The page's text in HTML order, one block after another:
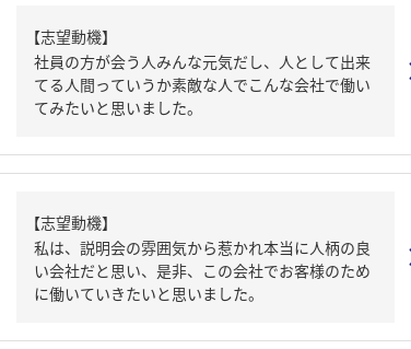
【志望動機】
社員の方が会う人みんな元気だし、人として出来
てる人間っていうか素敵な人でこんな会社で働い
てみたいと思いました。
【志望動機】
私は、説明会の雰囲気から惹かれ本当に人柄の良
い会社だと思い、是非、この会社でお客様のため
に働いていきたいと思いました。